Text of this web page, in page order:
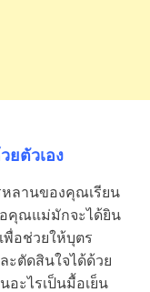
ยตัวเอง
ลานของคุณเรียน
คุณแม่มักจะได้ยิน
พื่อช่วยให้บุตร
ตัดสินใจได้ด้วย
อะไรเป็นมื้อเย็น